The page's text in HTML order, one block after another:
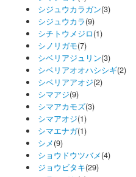
シジュウカラガン(3)
シジュウカラ(9)
シチトウメジロ(1)
シノリガモ(7)
シベリアジュリン(3)
シベリアオオハシシギ(2)
シベリアアオジ(2)
シマアジ(9)
シマアカモズ(3)
シマアオジ(1)
シマエナガ(1)
シメ(9)
ショウドウツバメ(4)
ジョウビタキ(29)